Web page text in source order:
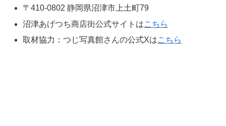
〒410-0802 静岡県沼津市上土町79
沼津あげつち商店街公式サイトはこちら
取材協力：つじ写真館さんの公式Xはこちら